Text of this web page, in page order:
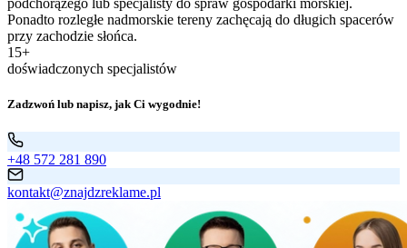
podchorążego lub specjalisty do spraw gospodarki morskiej.
Ponadto rozległe nadmorskie tereny zachęcają do długich spacerów
przy zachodzie słońca.
15+
doświadczonych specjalistów
Zadzwoń lub napisz, jak Ci wygodnie!
+48 572 281 890
kontakt@znajdzreklame.pl